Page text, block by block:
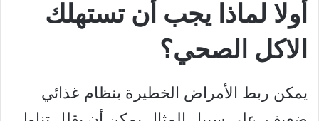
أولا لماذا يجب أن تستهلك
الاكل الصحي؟
يمكن ربط الأمراض الخطيرة بنظام غذائي